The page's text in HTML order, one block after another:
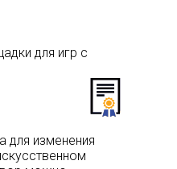
для игр с
для изменения